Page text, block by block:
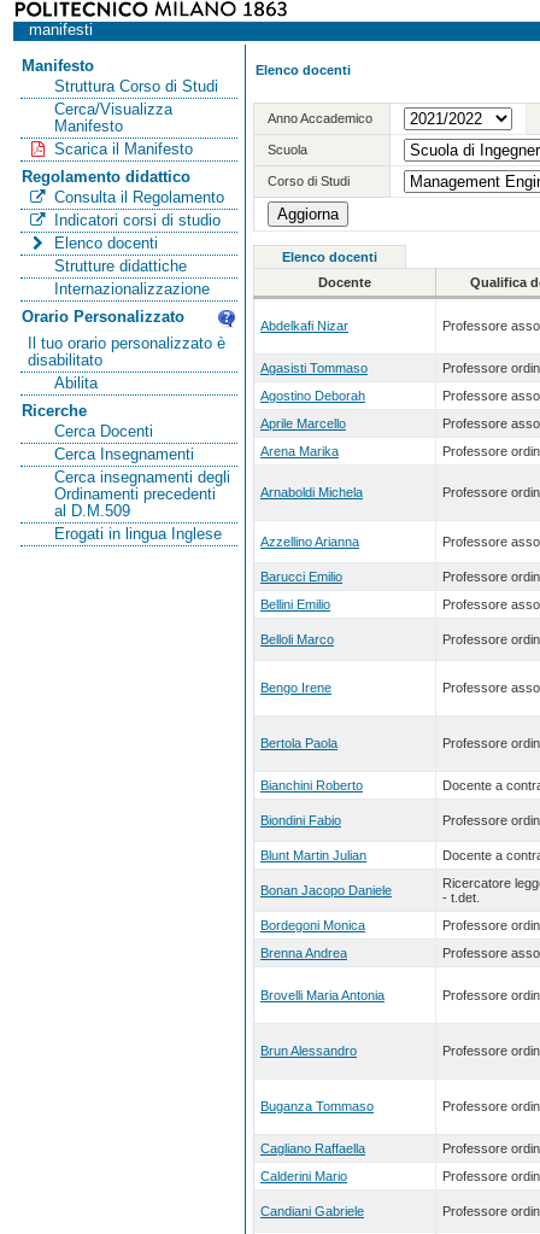
manifesti
Manifesto
Struttura Corso di Studi
Cerca/Visualizza
Manifesto
Scarica il Manifesto
Regolamento didattico
Consulta il Regolamento
Indicatori corsi di studio
Elenco docenti
Strutture didattiche
Internazionalizzazione
Orario Personalizzato
Il tuo orario personalizzato è
disabilitato
Abilita
Ricerche
Cerca Docenti
Cerca Insegnamenti
Cerca insegnamenti degli
Ordinamenti precedenti
al D.M.509
Erogati in lingua Inglese
Elenco docenti
Anno Accademico
Scuola
Corso di Studi
Elenco docenti
Docente
Qualifica
Abdelkafi Nizar Professore
Agasisti Tommaso
Professore
Agostino Deborah
Professore
Aprile Marcello
Professore
Arena Marika
Professore
Arnaboldi Michela Professore
Azzellino Arianna Professore
Barucci Emilio
Professore
Bellini Emilio
Professore
Belloli Marco Professore
Bengo Irene Professore
Bertola Paola Professore
Bianchini Roberto Docente a
Biondini Fabio Professore
Blunt Martin Julian Docente a
Bonan Jacopo Daniele
Ricercatore
- t.det.
Bordegoni Monica
Professore
Brenna Andrea
Professore
Brovelli Maria Antonia Professore
Brun Alessandro Professore
Buganza Tommaso Professore
Cagliano Raffaella
Professore
Calderini Mario
Professore
Candiani Gabriele Professore